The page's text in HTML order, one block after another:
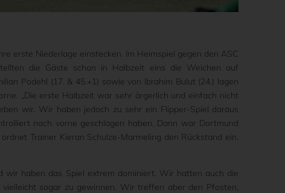
erste Niederlage einstecken. Im Heimspiel gegen den ASC
die Gäste schon in Halbzeit eins die Weichen auf
Podehl (17. & 45.+1) sowie von Ibrahim Bulut (24.) lagen
„Die erste Halbzeit war sehr ärgerlich und einfach nicht
wir. Wir haben jedoch zu sehr ein Flipper-Spiel daraus
nach vorne geschlagen haben. Dann war Dortmund
Trainer Kieran Schulze-Marmeling den Rückstand ein.
wir haben das Spiel extrem dominiert. Wir hatten auch die
sogar zu gewinnen. Wir treffen aber den Pfosten,